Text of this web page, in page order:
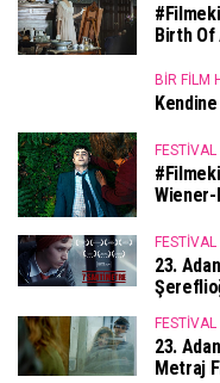
Birth Of
BIR FILM
FESTIVAL
Wiener-
FESTIVAL
23.
FESTIVAL
23.
Metraj